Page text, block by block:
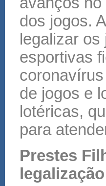
dos jogos.
legalizar
esportivas
de jogos e
lotéricas,
para
Prestes